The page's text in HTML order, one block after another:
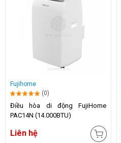
Fujihome
(0)
Điều hòa di động FujiHome
PAC14N (14.000BTU)
Liên hệ